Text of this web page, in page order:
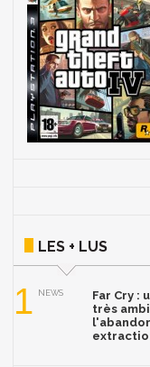
LES + LUS
1 NEWS
Far Cry :
très